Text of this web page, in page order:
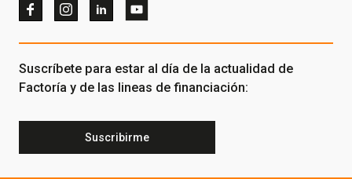
Suscríbete para estar al día de la actualidad de
Factoría y de las lineas de financiación:
Suscribirme